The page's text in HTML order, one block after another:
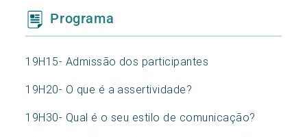
Programa
19H15- Admissão dos participantes
19H20- O que é a assertividade?
19H30- Qual é o seu estilo de comunicação?